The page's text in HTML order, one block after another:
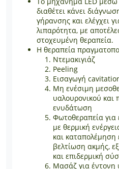
διαθέτει κάνει
γήρανσης και ελέγχει
λιπαρότητα, με
στοχευμένη θεραπεία.
Η θεραπεία
Ντεμακιγιάζ
Peeling
Εισαγωγή
Μη ενέσιμη
υαλουρονικού και
ενυδάτωση
Φωτοθεραπεία
με θερμική
και καταπολέμηση
βελτίωση ακμής,
και επιδερμική
Μασάζ για έντονη